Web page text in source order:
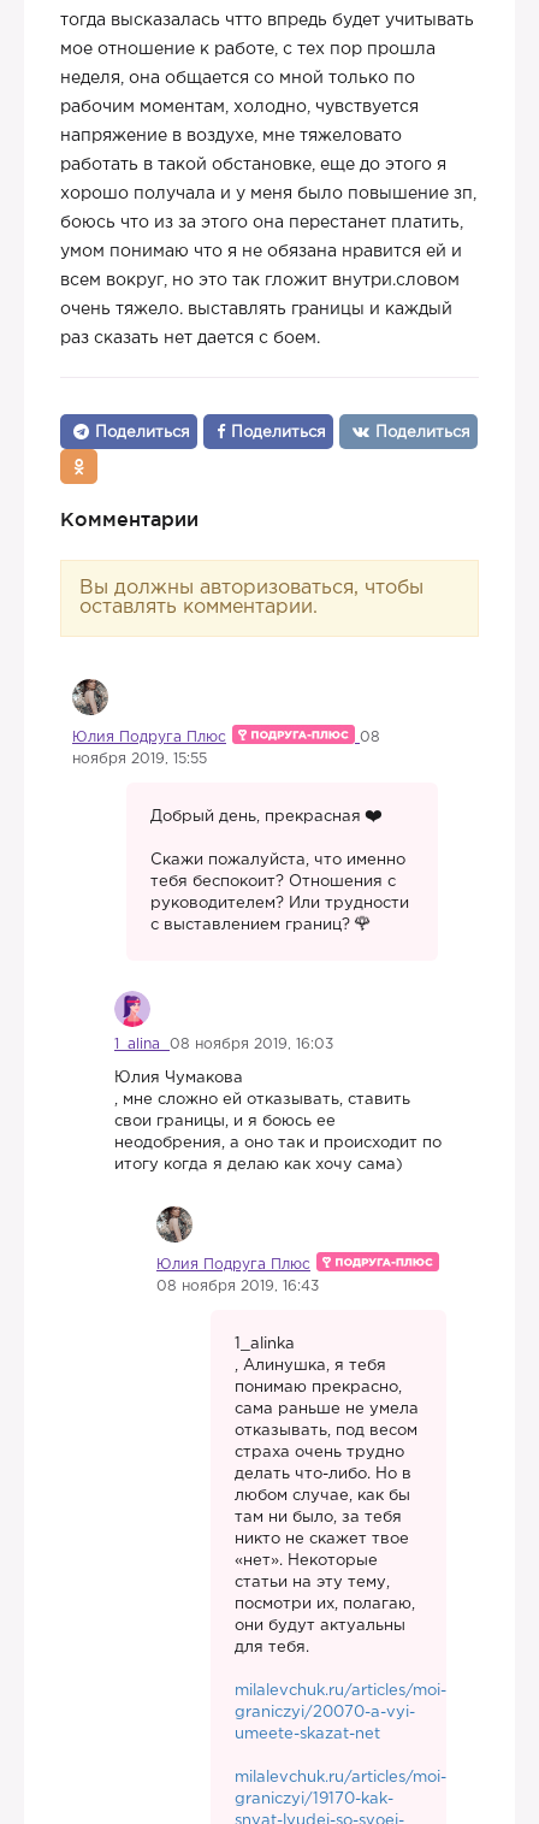
тогда высказалась чтто впредь будет учитывать
мое отношение к работе, с тех пор прошла
неделя, она общается со мной только по
рабочим моментам, холодно, чувствуется
напряжение в воздухе, мне тяжеловато
работать в такой обстановке, еще до этого я
хорошо получала и у меня было повышение зп,
боюсь что из за этого она перестанет платить,
умом понимаю что я не обязана нравится ей и
всем вокруг, но это так гложит внутри.словом
очень тяжело. выставлять границы и каждый
раз сказать нет дается с боем.
Поделиться Поделиться Поделиться
Комментарии
Вы должны авторизоваться, чтобы
оставлять комментарии.
Юлия Подруга Плюс
08
ноября 2019, 15:55
Добрый день, прекрасная
Скажи пожалуйста, что именно
тебя беспокоит? Отношения с
руководителем? Или трудности
с выставлением границ?
1_alina 08 ноября 2019, 16:03
Юлия Чумакова
, мне сложно ей отказывать, ставить
свои границы, и я боюсь ее
неодобрения, а оно так и происходит по
итогу когда я делаю как хочу сама)
Юлия Подруга Плюс
08 ноября 2019, 16:43
1_alinka
, Алинушка, я тебя
понимаю прекрасно,
сама раньше не умела
отказывать, под весом
страха очень трудно
делать что-либо. Но в
любом случае, как бы
там ни было, за тебя
никто не скажет твое
«нет». Некоторые
статьи на эту тему,
посмотри их, полагаю,
они будут актуальны
для тебя.
milalevchuk.ru/articles/moi-
graniczyi/20070-a-vyi-
umeete-skazat-net
milalevchuk.ru/articles/moi-
graniczyi/19170-kak-
snyat-lyudej-so-svoej-